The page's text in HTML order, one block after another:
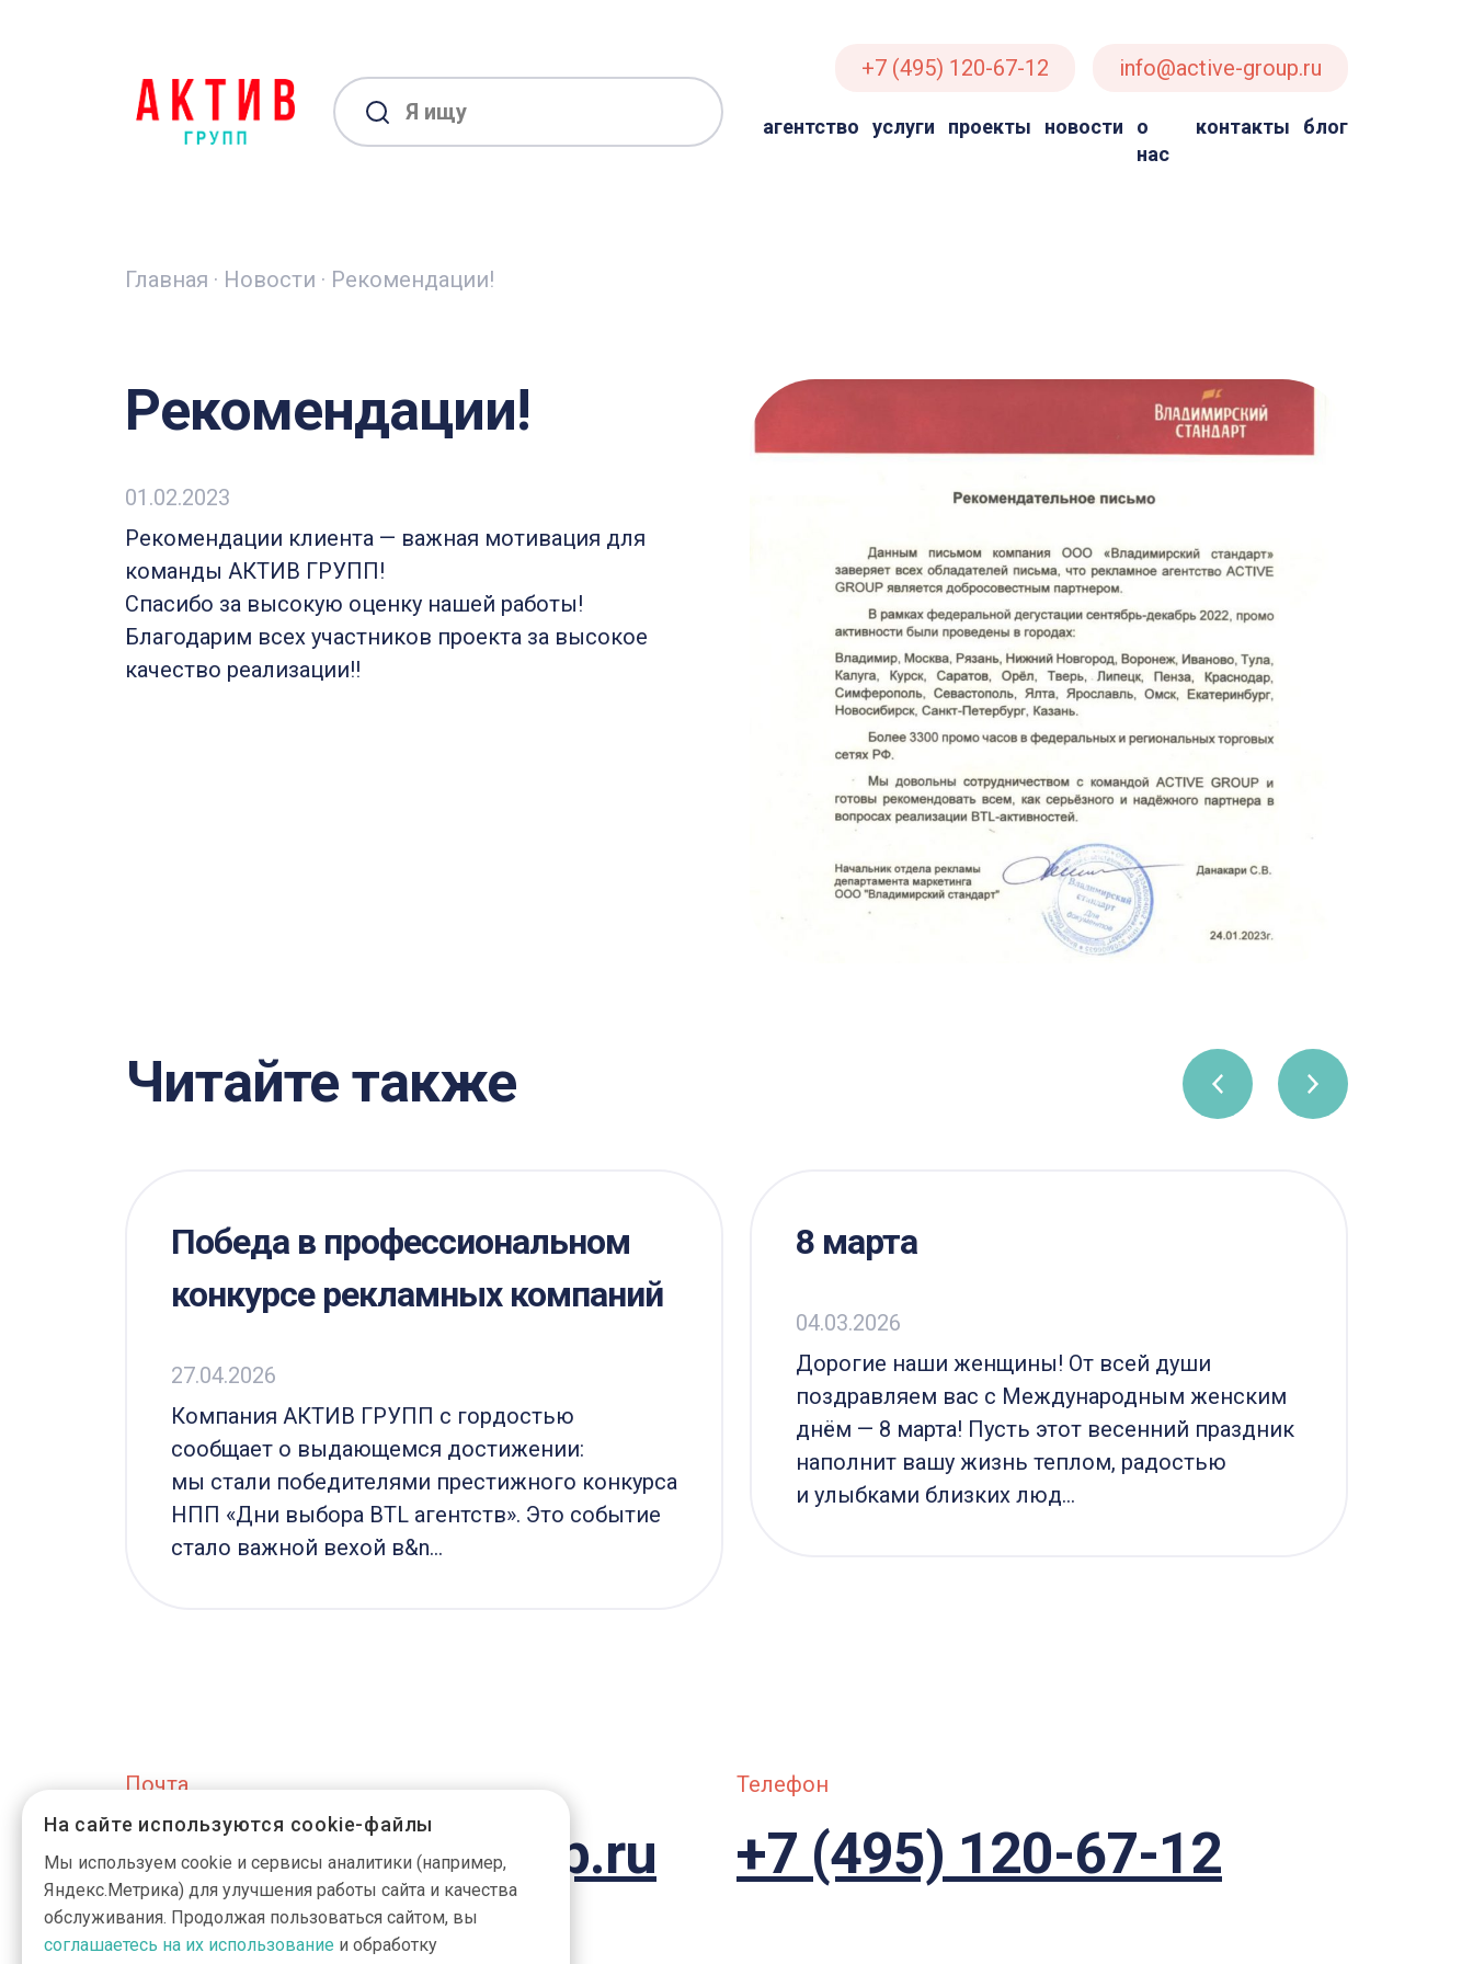
+7 (495) 120-67-12 info@active-group.ru
агентство услуги проекты новости
о
нас
контакты блог
Главная · Новости · Рекомендации!
Рекомендации!
01.02.2023
Рекомендации клиента — важная мотивация для
команды АКТИВ ГРУПП!
Спасибо за высокую оценку нашей работы!
Благодарим всех участников проекта за высокое
качество реализации!!
Читайте также
Победа в профессиональном
конкурсе рекламных компаний
27.04.2026
Компания АКТИВ ГРУПП с гордостью
сообщает о выдающемся достижении:
мы стали победителями престижного конкурса
НПП «Дни выбора BTL агентств». Это событие
стало важной вехой в&n...
8 марта
04.03.2026
Дорогие наши женщины! От всей души
поздравляем вас с Международным женским
днём — 8 марта! Пусть этот весенний праздник
наполнит вашу жизнь теплом, радостью
и улыбками близких люд...
Почта
info@active-group.ru
Телефон
+7 (495) 120-67-12
На сайте используются cookie-файлы
Мы используем cookie и сервисы аналитики (например,
Яндекс.Метрика) для улучшения работы сайта и качества
обслуживания. Продолжая пользоваться сайтом, вы
соглашаетесь на их использование и обработку